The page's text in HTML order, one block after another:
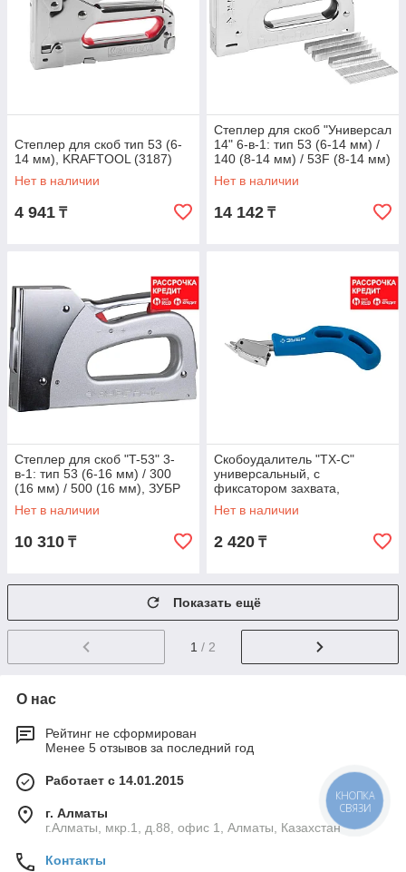
Степлер для скоб тип 53 (6-
14 мм), KRAFTOOL (3187)
Нет в наличии
4 941 ₸
Степлер для скоб "Универсал
14" 6-в-1: тип 53 (6-14 мм) /
140 (8-14 мм) / 53F (8-14 мм)
/ 13 (6-14 мм) / 300
Нет в наличии
14 142 ₸
Степлер для скоб "T-53" 3-
в-1: тип 53 (6-16 мм) / 300
(16 мм) / 500 (16 мм), ЗУБР
Профессионал (31523_z01)
Нет в наличии
10 310 ₸
Скобоудалитель "ТХ-С"
универсальный, с
фиксатором захвата,
усиленный, ЗУБР
Профессионал (31540_z01)
Нет в наличии
2 420 ₸
Показать ещё
1 / 2
О нас
Рейтинг не сформирован
Менее 5 отзывов за последний год
Работает с 14.01.2015
г. Алматы
г.Алматы, мкр.1, д.88, офис 1, Алматы, Казахстан
Контакты
КНОПКА
СВЯЗИ